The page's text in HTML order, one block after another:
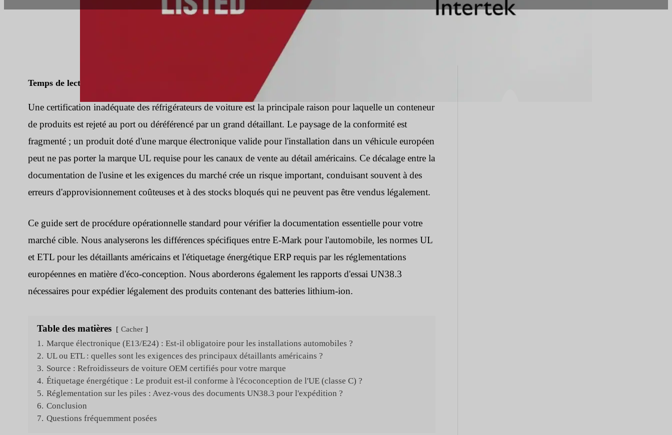
Temps de lecture :
Une certification inadéquate des réfrigérateurs de voiture est la principale raison pour laquelle un conteneur
de produits est rejeté au port ou déréférencé par un grand détaillant. Le paysage de la conformité est
fragmenté ; un produit doté d'une marque électronique valide pour l'installation dans un véhicule européen
peut ne pas porter la marque UL requise pour les canaux de vente au détail américains. Ce décalage entre la
documentation de l'usine et les exigences du marché crée un risque important, conduisant souvent à des
erreurs d'approvisionnement coûteuses et à des stocks bloqués qui ne peuvent pas être vendus légalement.
Ce guide sert de procédure opérationnelle standard pour vérifier la documentation essentielle pour votre
marché cible. Nous analyserons les différences spécifiques entre E-Mark pour l'automobile, les normes UL
et ETL pour les détaillants américains et l'étiquetage énergétique ERP requis par les réglementations
européennes en matière d'éco-conception. Nous aborderons également les rapports d'essai UN38.3
nécessaires pour expédier légalement des produits contenant des batteries lithium-ion.
Table des matières Cacher
1. Marque électronique (E13/E24) : Est-il obligatoire pour les installations automobiles ?
2. UL ou ETL : quelles sont les exigences des principaux détaillants américains ?
3. Source : Refroidisseurs de voiture OEM certifiés pour votre marque
4. Étiquetage énergétique : Le produit est-il conforme à l'écoconception de l'UE (classe C) ?
5. Réglementation sur les piles : Avez-vous des documents UN38.3 pour l'expédition ?
6. Conclusion
7. Questions fréquemment posées